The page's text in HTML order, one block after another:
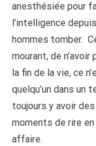
anesthésiée pour
l’intelligence
hommes tomber.
mourant, de
la fin de la vie, ce
quelqu’un dans un
toujours y avoir
moments de rire
affaire.